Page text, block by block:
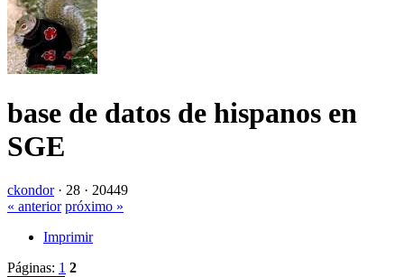
base de datos de hispanos en
SGE
ckondor· 28 · 20449
« anterior próximo »
Imprimir
Páginas: 1 2